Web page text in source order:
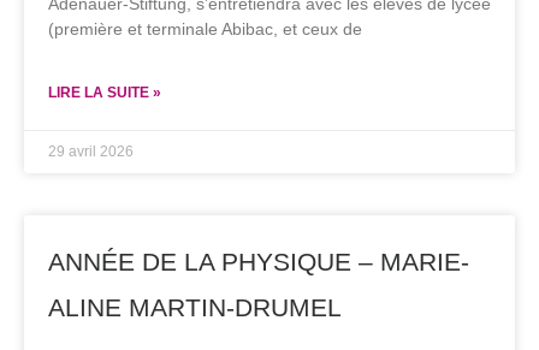
(première et terminale Abibac, et ceux de
LIRE LA SUITE »
29 avril 2026
ANNÉE DE LA PHYSIQUE – MARIE-
ALINE MARTIN-DRUMEL